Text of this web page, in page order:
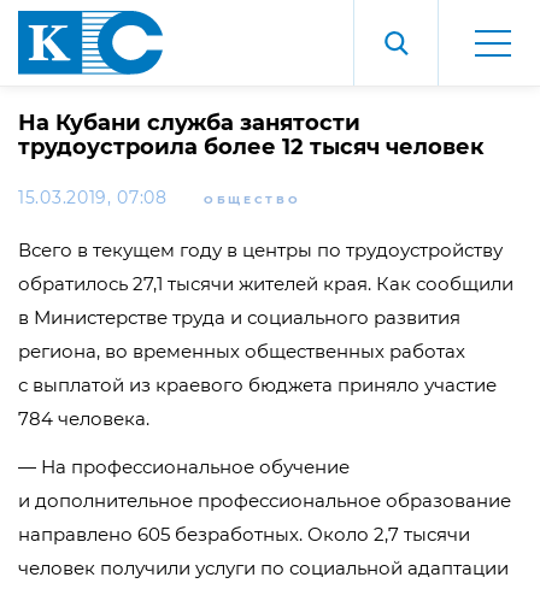
На Кубани служба занятости
трудоустроила более 12 тысяч человек
15.03.2019, 07:08 ОБЩЕСТВО
Всего в текущем году в центры по трудоустройству
обратилось 27,1 тысячи жителей края. Как сообщили
в Министерстве труда и социального развития
региона, во временных общественных работах
с выплатой из краевого бюджета приняло участие
784 человека.
— На профессиональное обучение
и дополнительное профессиональное образование
направлено 605 безработных. Около 2,7 тысячи
человек получили услуги по социальной адаптации